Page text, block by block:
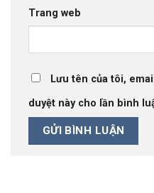
Trang web
Lưu tên của tôi,
duyệt này cho lần bình